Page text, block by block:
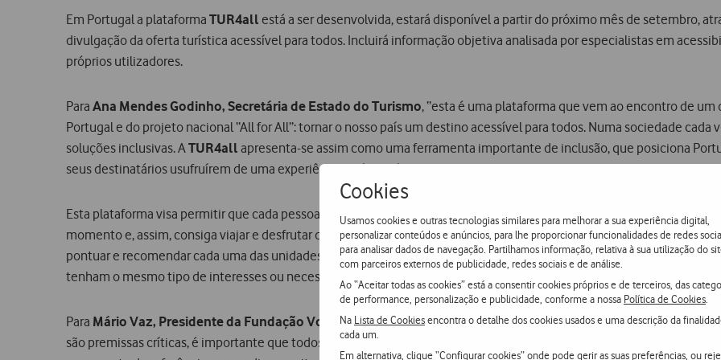
Cookies
Usamos cookies e outras tecnologias similares para melhorar a sua experiência digital,
personalizar conteúdos e anúncios, para lhe proporcionar funcionalidades de redes
para analisar dados de navegação. Partilhamos informação, relativa à sua utilização do
com parceiros externos de publicidade, redes sociais e de análise.
Ao “Aceitar todas as cookies” está a consentir cookies próprios e de terceiros, das
de performance, personalização e publicidade, conforme a nossa Política de Cookies
Na Lista de Cookiesencontra o detalhe dos cookies usados e uma descrição da
cada um.
Em alternativa, clique “Configurar cookies” onde pode gerir as suas preferências, ou
Em Portugal a plataforma TUR4all está a ser desenvolvida, estará disponível a partir do próximo mês de setembro,
divulgação da oferta turística acessível para todos. Incluirá informação objetiva analisada por especialistas em
próprios utilizadores.
Para Ana Mendes Godinho, Secretária de Estado do Turismo, “esta é uma plataforma que vem ao encontro de
Portugal e do projeto nacional “All for All”: tornar o nosso país um destino acessível para todos. Numa sociedade
soluções inclusivas. ATUR4all apresenta-se assim como uma ferramenta importante de inclusão, que posiciona
seus destinatários usufruírem de uma experiência turística única.”
Esta plataforma visa permitir que cada pessoa possa decidir sobre quais os locais que considera mais acessíveis
momento e, assim, consiga viajar e desfrutar das melhores experiências turísticas, participando nas atividades de
pontuar e recomendar cada uma das unidades e serviços disponibilizados, ou guardá-los comofavoritos. Será, ainda,
tenham o mesmo tipo de interesses ou necessidades específicas
Para Mário Vaz, Presidente da Fundação Vodafone Portugal, “num mundo inegavelmente tecnológico, e numa
são premissas críticas, é importante que todos possam produzir e partilhar conhecimento e experiências. A